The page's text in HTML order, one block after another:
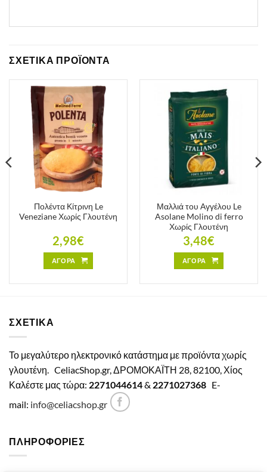
ΣΧΕΤΙΚΑ ΠΡΟΪΟΝΤΑ
Πολέντα Κίτρινη Le
Veneziane Χωρίς Γλουτένη
2,98€
ΑΓΟΡΑ
Μαλλιά του Αγγέλου Le
Asolane Molino di ferro
Χωρίς Γλουτένη
3,48€
ΑΓΟΡΑ
ΣΧΕΤΙΚΑ
Το μεγαλύτερο ηλεκτρονικό κατάστημα με προϊόντα χωρίς
γλουτένη. CeliacShop.gr, ΔΡΟΜΟΚΑΪΤΗ 28, 82100, Χίος
Καλέστε μας τώρα: 2271044614& 2271027368 E-
mail: info@celiacshop.gr
ΠΛΗΡΟΦΟΡΙΕΣ